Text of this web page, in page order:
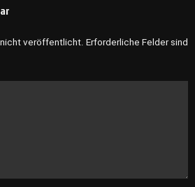
veröffentlicht. Erforderliche Felder sind